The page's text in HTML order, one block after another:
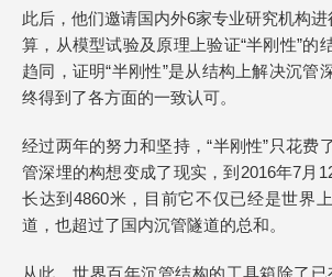
此后，他们邀请国内外6家专业研究机构进
算，从模型试验及原理上验证“半刚性”的
趋同，证明“半刚性”是从结构上解决沉管
终得到了各方面的一致认可。
经过两年的努力和坚持，“半刚性”只花费
管深埋的构想变成了现实，到2016年7月
长达到4860米，目前它不仅已经是世界
道，也超过了国内沉管隧道的总和。